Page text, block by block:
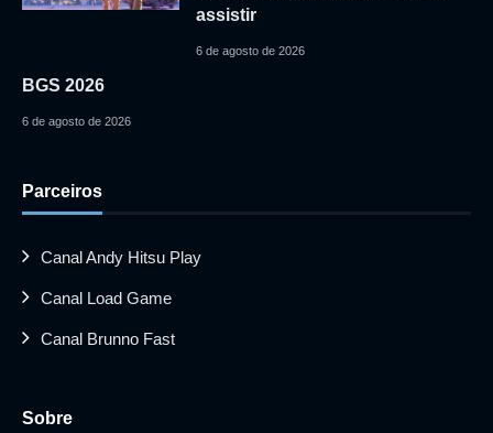
assistir
6 de agosto de 2026
BGS 2026
6 de agosto de 2026
Parceiros
Canal Andy Hitsu Play
Canal Load Game
Canal Brunno Fast
Sobre